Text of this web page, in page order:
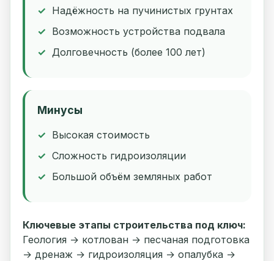
Надёжность на пучинистых грунтах
Возможность устройства подвала
Долговечность (более 100 лет)
Минусы
Высокая стоимость
Сложность гидроизоляции
Большой объём земляных работ
Ключевые этапы строительства под ключ:
Геология → котлован → песчаная подготовка
→ дренаж → гидроизоляция → опалубка →